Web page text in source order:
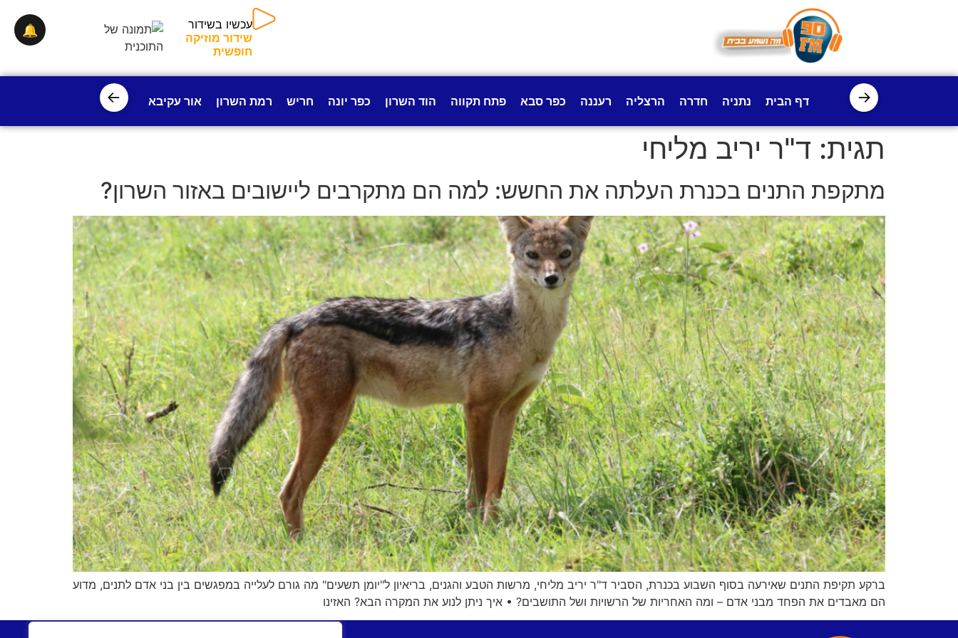
עכשיו בשידור
שידור מוזיקה
חופשית
→ דף הבית נתניה חדרה הרצליה רעננה כפר סבא פתח תקווה הוד השרון כפר יונה חריש רמת השרון אור עקיבא פרדס חנה
←
תגית: ד"ר יריב מליחי
מתקפת התנים בכנרת העלתה את החשש: למה הם מתקרבים ליישובים באזור השרון?
ברקע תקיפת התנים שאירעה בסוף השבוע בכנרת, הסביר ד"ר יריב מליחי, מרשות הטבע והגנים, בריאיון ל"יומן תשעים" מה גורם לעלייה במפגשים בין בני אדם לתנים, מדוע
הם מאבדים את הפחד מבני אדם – ומה האחריות של הרשויות ושל התושבים? • איך ניתן לנוע את המקרה הבא? האזינו
🔔